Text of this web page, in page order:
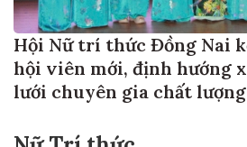
Hội Nữ trí thức Đồng Nai
hội viên mới, định hướng
lưới chuyên gia chất lượng